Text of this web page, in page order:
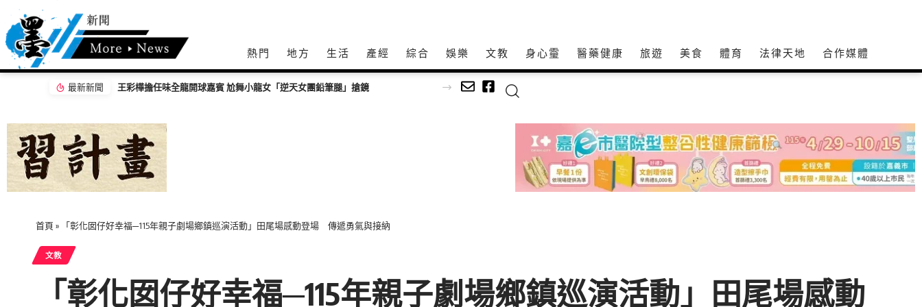
熱門 地方 生活 產經 綜合 娛樂 文教 身心𩆜 醫藥健康 旅遊 美食 體育 法律天地 合作媒體
最新新聞 【百工達人】 從音樂教育到生命陪伴 黛玉老師以生命經驗打造共學平台
首頁 » 「彰化囡仔好幸福─115年親子劇場鄉鎮巡演活動」田尾場感動登場 傳遞勇氣與接納
文教
「彰化囡仔好幸福─115年親子劇場鄉鎮巡演活動」田尾場感動